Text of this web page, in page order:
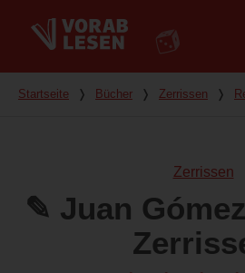
Du bist hier
Startseite ❭ Bücher ❭ Zerrissen ❭
Zerrissen
✎ Juan